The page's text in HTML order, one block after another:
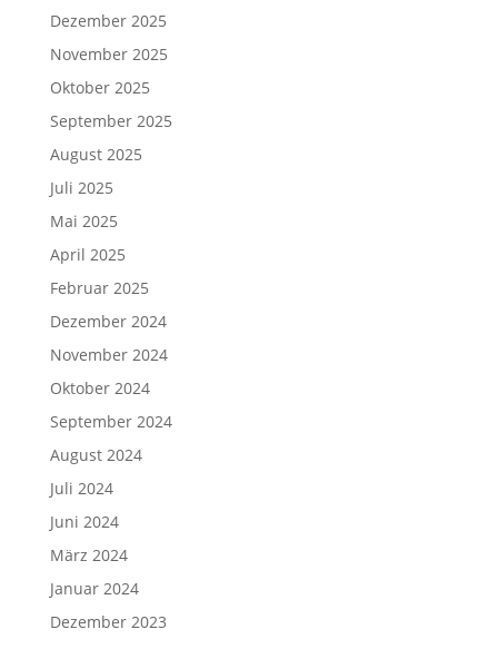
Dezember 2025
November 2025
Oktober 2025
September 2025
August 2025
Juli 2025
Mai 2025
April 2025
Februar 2025
Dezember 2024
November 2024
Oktober 2024
September 2024
August 2024
Juli 2024
Juni 2024
März 2024
Januar 2024
Dezember 2023